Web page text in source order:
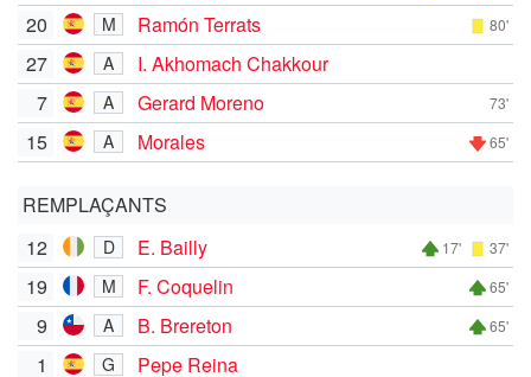
20 M Ramón Terrats 80'
27 A
I. Akhomach Chakkour
7
A Gerard Moreno 73'
15 A Morales 65'
REMPLAÇANTS
12
D E. Bailly 17' 37'
19 M F. Coquelin 65'
9 A B. Brereton 65'
1 G
Pepe Reina